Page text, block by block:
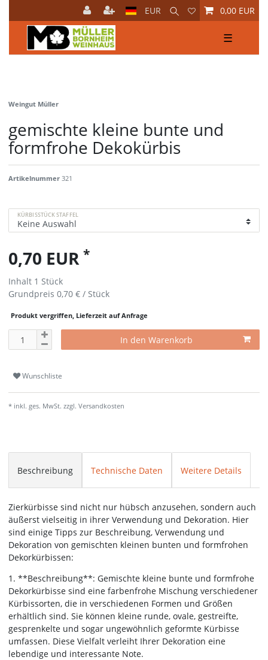
EUR 0,00 EUR
☰
Weingut Müller
gemischte kleine bunte und
formfrohe Dekokürbis
Artikelnummer 321
KÜRBISSTÜCK STAFFEL
0,70 EUR *
Inhalt 1 Stück
Grundpreis 0,70 € / Stück
Produkt vergriffen, Lieferzeit auf Anfrage
In den Warenkorb
Wunschliste
* inkl. ges. MwSt. zzgl. Versandkosten
Beschreibung Technische Daten Weitere Details
Zierkürbisse sind nicht nur hübsch anzusehen, sondern auch
äußerst vielseitig in ihrer Verwendung und Dekoration. Hier
sind einige Tipps zur Beschreibung, Verwendung und
Dekoration von gemischten kleinen bunten und formfrohen
Dekorkürbissen:
1. **Beschreibung**: Gemischte kleine bunte und formfrohe
Dekorkürbisse sind eine farbenfrohe Mischung verschiedener
Kürbissorten, die in verschiedenen Formen und Größen
erhältlich sind. Sie können kleine runde, ovale, gestreifte,
gesprenkelte und sogar ungewöhnlich geformte Kürbisse
umfassen. Diese Vielfalt verleiht Ihrer Dekoration eine
lebendige und interessante Note.